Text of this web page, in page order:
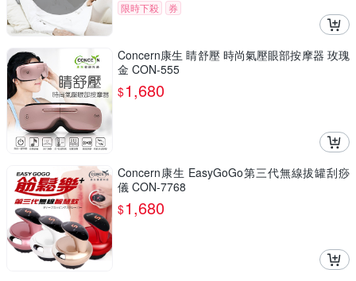
限時下殺 券
Concern康生 睛舒壓 時尚氣壓眼部按摩器 玫瑰
金 CON-555
$1,680
Concern康生 EasyGoGo第三代無線拔罐刮痧
儀 CON-7768
$1,680